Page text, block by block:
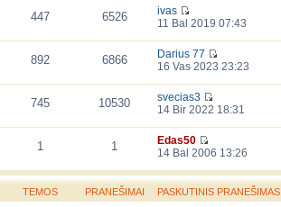
447 6526
ivas
11 Bal 2019 07:43
892 6866
Darius 77
16 Vas 2023 23:23
745 10530
svecias3
14 Bir 2022 18:31
1 1
Edas50
14 Bal 2006 13:26
TEMOS PRANEŠIMAI PASKUTINIS PRANEŠIMAS